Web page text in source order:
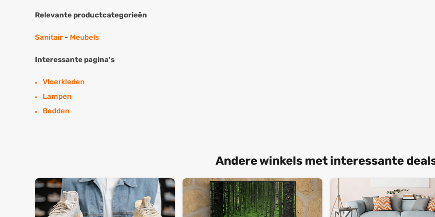
Relevante productcategorieën
Sanitair - Meubels
Interessante pagina's
Vloerkleden
Lampen
Bedden
Andere winkels met interessante